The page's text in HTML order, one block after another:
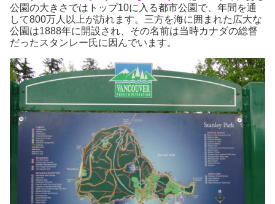
公園の大きさではトップ10に入る都市公園で、年間を通
して800万人以上が訪れます。三方を海に囲まれた広大な
公園は1888年に開設され、その名前は当時カナダの総督
だったスタンレー氏に因んでいます。